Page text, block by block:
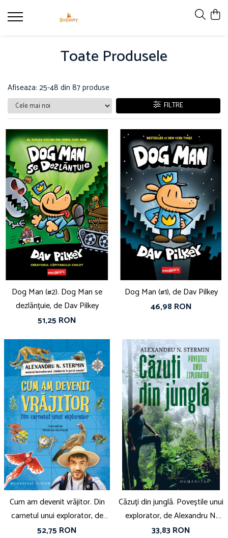
Carte adulți
Carte copii - raftul BookTruck
Ham-Ham
Miau-Miau
Pentru ea
Pentru el
Pettson și Findus
Poezie
Vederi
Vouchere Cadou
Toate Produsele
Afiseaza: 25-48 din 87produse
FILTRE
Dog Man (#2). Dog Man se
dezlănțuie, de Dav Pilkey
51,25 RON
Dog Man (#1), de Dav Pilkey
46,98 RON
Cum am devenit vrăjitor. Din
carnetul unui explorator, de
Alexandru N. Stermin
52,75 RON
Căzuți din junglă. Poveștile unui
explorator, de Alexandru N.
Stermin
33,83 RON